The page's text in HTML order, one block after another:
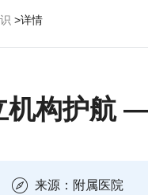
>详情
机构护航
来源：附属医院